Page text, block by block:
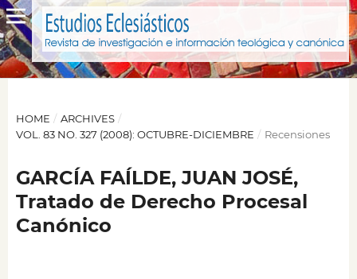
HOME / ARCHIVES /
VOL. 83 NO. 327 (2008): OCTUBRE-DICIEMBRE / Recensiones
GARCÍA FAÍLDE, JUAN JOSÉ,
Tratado de Derecho Procesal
Canónico